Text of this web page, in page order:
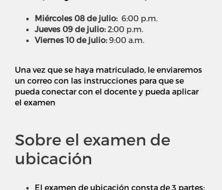
Miércoles 08 de julio: 6:00 p.m.
Jueves 09 de julio:2:00 p.m.
Viernes 10 de julio:9:00 a.m.
Una vez que se haya matriculado, le enviaremos
un correo con las instrucciones para que se
pueda conectar con el docente y pueda aplicar
el examen
Sobre el examen de
ubicación
El examen de ubicación consta de 3 partes: